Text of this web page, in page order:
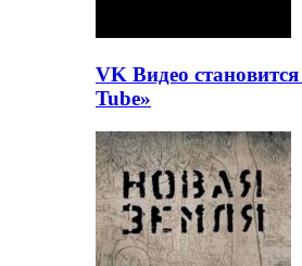
VK Видео
Tube»